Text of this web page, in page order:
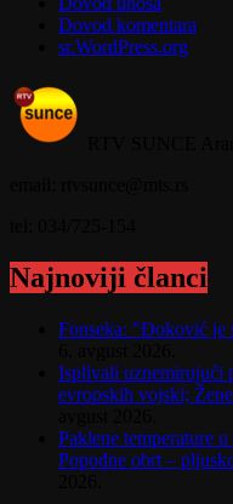
Dovod komentara
sr.WordPress.org
Najnoviji članci
Fonseka: "Đoković je
Isplivali uznemirujući
evropskih vojski;
Paklene temperature
Popodne obrt –